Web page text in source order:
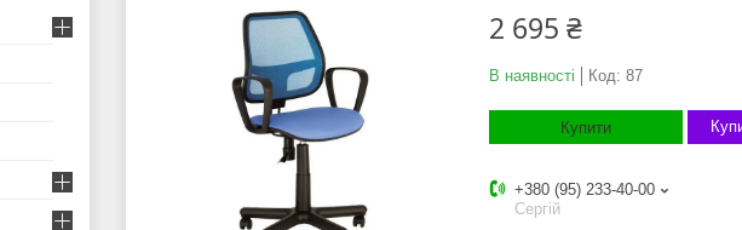
2 695 ₴
В наявності Код: 87
Купити
+380 (95) 233-40-00
Сергій